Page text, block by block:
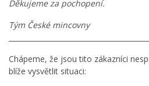
Děkujeme za pochopení.
Tým České mincovny
Chápeme, že jsou tito zákazníci
blíže vysvětlit situaci: